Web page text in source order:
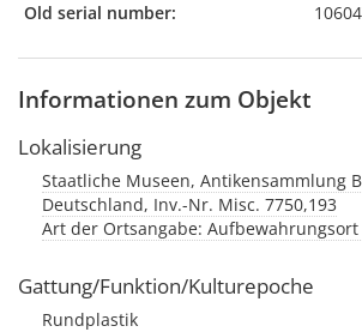
Old serial number:
Informationen zum Objekt
Lokalisierung
Staatliche Museen, Antikensammlung
Deutschland, Inv.-Nr. Misc. 7750,193
Art der Ortsangabe: Aufbewahrungsort
Gattung/Funktion/Kulturepoche
Rundplastik